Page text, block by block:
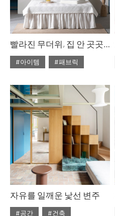
빨라진 무더위, 집 안 곳곳에 청량감을 주는 냉감 레이어링, 까사리빙 코티마 냉감 풀세트
#아이템
#패브릭
자유를 일깨운 낯선 변주
#공간
#건축